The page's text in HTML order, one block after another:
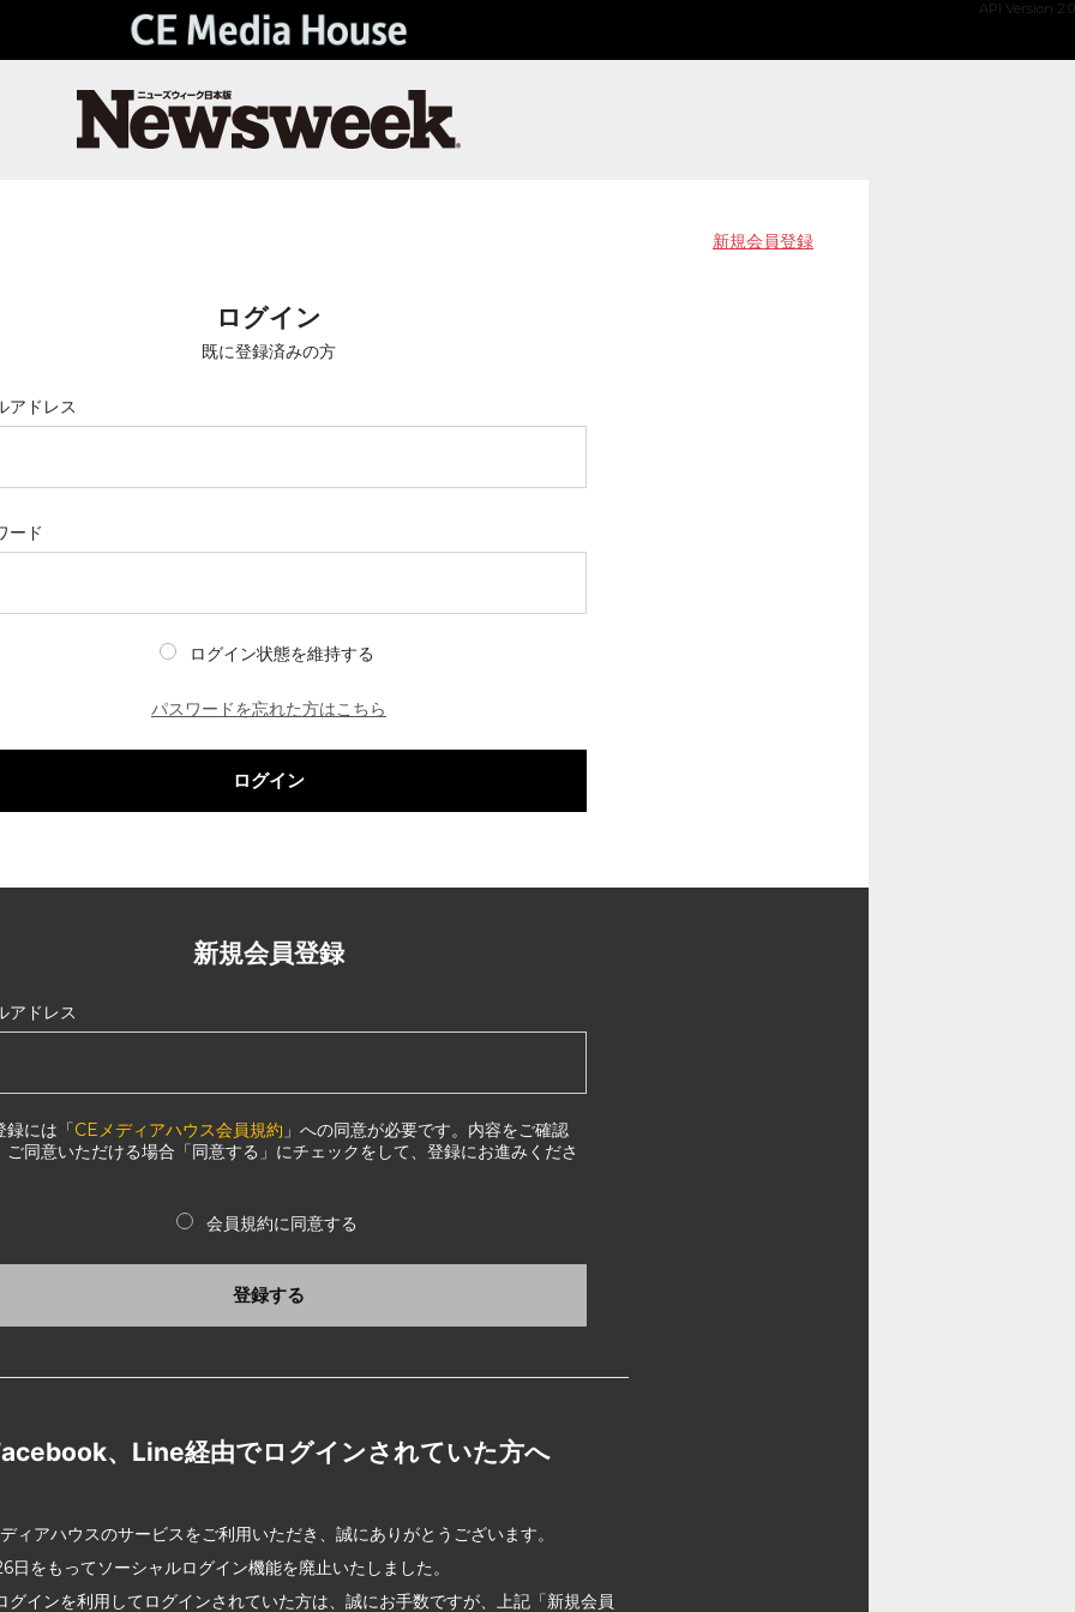
API Version 2.0
新規会員登録
ログイン
既に登録済みの方
アドレス
ード
ログイン状態を維持する
パスワードを忘れた方はこちら
ログイン
新規会員登録
アドレス
録には「CEメディアハウス会員規約 」への同意が必要です。内容をご確認
ご同意いただける場合「同意する」にチェックをして、登録にお進みくださ
会員規約に同意する
登録する
、Line経由でログインされていた方へ
ィアハウスのサービスをご利用いただき、誠にありがとうございます。
日をもってソーシャルログイン機能を廃止いたしました。
グインを利用してログインされていた方は、誠にお手数ですが、上記「新規会員